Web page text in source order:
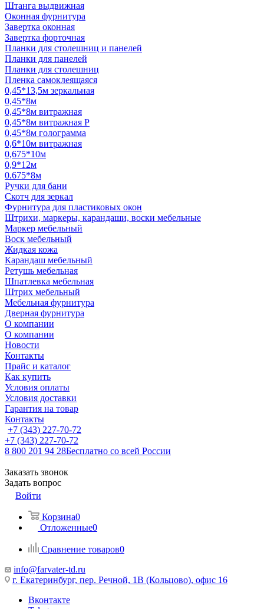
Штанга выдвижная
Оконная фурнитура
Завертка оконная
Завертка форточная
Планки для столешниц и панелей
Планки для панелей
Планки для столешниц
Пленка самоклеящаяся
0,45*13,5м зеркальная
0,45*8м
0,45*8м витражная
0,45*8м витражная Р
0,45*8м голограмма
0,6*10м витражная
0,675*10м
0,9*12м
0.675*8м
Ручки для бани
Скотч для зеркал
Фурнитура для пластиковых окон
Штрихи, маркеры, карандаши, воски мебельные
Маркер мебельный
Воск мебельный
Жидкая кожа
Карандаш мебельный
Ретушь мебельная
Шпатлевка мебельная
Штрих мебельный
Мебельная фурнитура
Дверная фурнитура
О компании
О компании
Новости
Контакты
Прайс и каталог
Как купить
Условия оплаты
Условия доставки
Гарантия на товар
Контакты
+7 (343) 227-70-72
+7 (343) 227-70-72
8 800 201 94 28Бесплатно со всей России
Заказать звонок
Задать вопрос
Войти
Корзина0
Отложенные0
Сравнение товаров0
info@farvater-td.ru
г. Екатеринбург, пер. Речной, 1В (Кольцово), офис 16
Вконтакте